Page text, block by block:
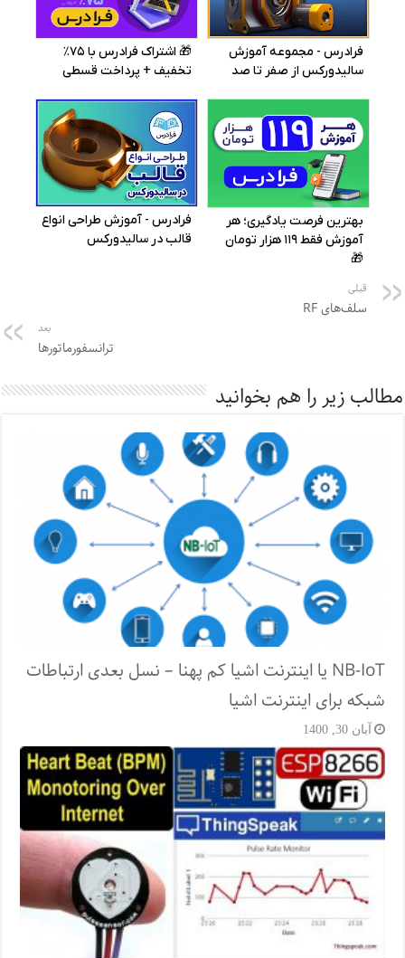
قبلی
سلف‌های RF
بعد
ترانسفورماتورها
مطالب زیر را هم بخوانید
NB-IoT یا اینترنت اشیا کم پهنا – نسل بعدی ارتباطات
شبکه برای اینترنت اشیا
آبان 30, 1400